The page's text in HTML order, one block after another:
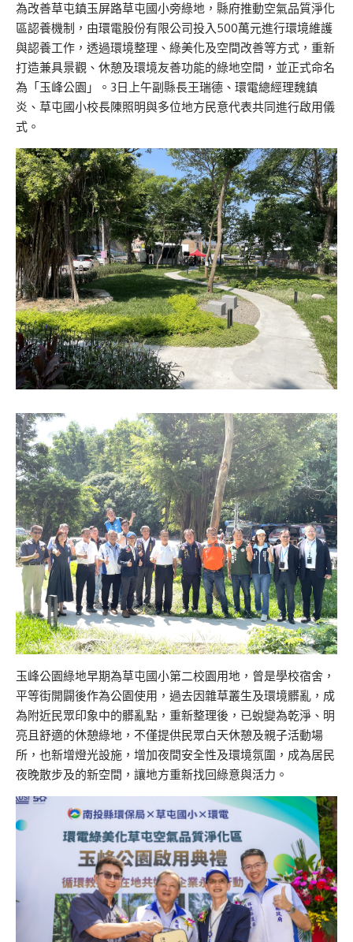
為改善草屯鎮玉屏路草屯國小旁綠地，縣府推動空氣品質淨化
區認養機制，由環電股份有限公司投入500萬元進行環境維護
與認養工作，透過環境整理、綠美化及空間改善等方式，重新
打造兼具景觀、休憩及環境友善功能的綠地空間，並正式命名
為「玉峰公園」。3日上午副縣長王瑞德、環電總經理魏鎮
炎、草屯國小校長陳照明與多位地方民意代表共同進行啟用儀
式。
玉峰公園綠地早期為草屯國小第二校園用地，曾是學校宿舍，
平等街開闢後作為公園使用，過去因雜草叢生及環境髒亂，成
為附近民眾印象中的髒亂點，重新整理後，已蛻變為乾淨、明
亮且舒適的休憩綠地，不僅提供民眾白天休憩及親子活動場
所，也新增燈光設施，增加夜間安全性及環境氛圍，成為居民
夜晚散步及的新空間，讓地方重新找回綠意與活力。